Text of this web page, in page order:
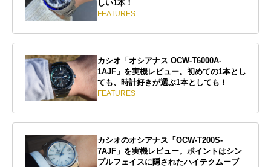
しい1本！
FEATURES
カシオ「オシアナス OCW-T6000A-
1AJF」を実機レビュー。初めての1本とし
ても、時計好きが選ぶ1本としても！
FEATURES
カシオのオシアナス「OCW-T200S-
7AJF」を実機レビュー。ポイントはシン
プルフェイスに隠されたハイテクムーブ